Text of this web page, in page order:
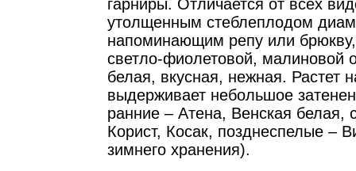
гарниры. Отличается от всех
утолщенным стеблеплодом
напоминающим репу или брюкву,
светло-фиолетовой, малиновой
белая, вкусная, нежная. Растет
выдерживает небольшое
ранние – Атена, Венская белая,
Корист, Косак, позднеспелые –
зимнего хранения).